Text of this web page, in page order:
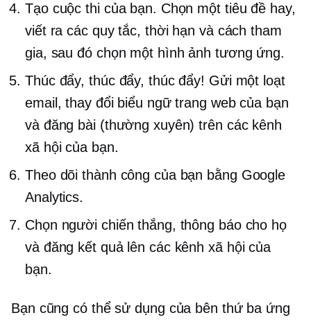
Tạo cuộc thi của bạn. Chọn một tiêu đề hay,
viết ra các quy tắc, thời hạn và cách tham
gia, sau đó chọn một hình ảnh tương ứng.
Thúc đẩy, thúc đẩy, thúc đẩy! Gửi một loạt
email, thay đổi biểu ngữ trang web của bạn
và đăng bài (thường xuyên) trên các kênh
xã hội của bạn.
Theo dõi thành công của bạn bằng Google
Analytics.
Chọn người chiến thắng, thông báo cho họ
và đăng kết quả lên các kênh xã hội của
bạn.
Bạn cũng có thể sử dụng của bên thứ ba ứng